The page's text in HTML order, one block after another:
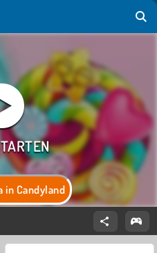
in Candyland